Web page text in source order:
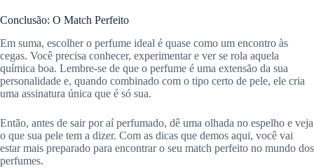
Conclusão: O Match Perfeito
Em suma, escolher o perfume ideal é quase como um encontro às
cegas. Você precisa conhecer, experimentar e ver se rola aquela
química boa. Lembre-se de que o perfume é uma extensão da sua
personalidade e, quando combinado com o tipo certo de pele, ele cria
uma assinatura única que é só sua.
Então, antes de sair por aí perfumado, dê uma olhada no espelho e veja
o que sua pele tem a dizer. Com as dicas que demos aqui, você vai
estar mais preparado para encontrar o seu match perfeito no mundo dos
perfumes.